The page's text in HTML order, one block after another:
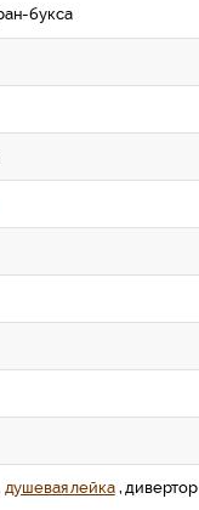
букса
душевая лейка, дивертор